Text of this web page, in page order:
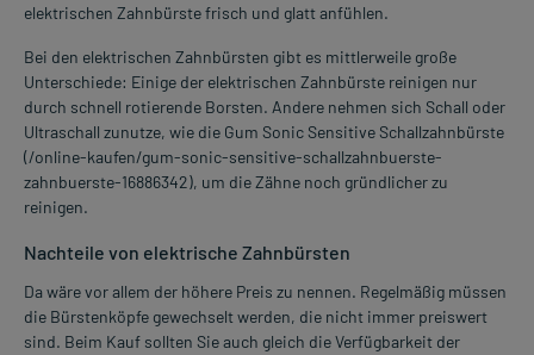
elektrischen Zahnbürste frisch und glatt anfühlen.
Bei den elektrischen Zahnbürsten gibt es mittlerweile große
Unterschiede: Einige der elektrischen Zahnbürste reinigen nur
durch schnell rotierende Borsten. Andere nehmen sich Schall oder
Ultraschall zunutze, wie die Gum Sonic Sensitive Schallzahnbürste
(/online-kaufen/gum-sonic-sensitive-schallzahnbuerste-
zahnbuerste-16886342), um die Zähne noch gründlicher zu
reinigen.
Nachteile von elektrische Zahnbürsten
Da wäre vor allem der höhere Preis zu nennen. Regelmäßig müssen
die Bürstenköpfe gewechselt werden, die nicht immer preiswert
sind. Beim Kauf sollten Sie auch gleich die Verfügbarkeit der